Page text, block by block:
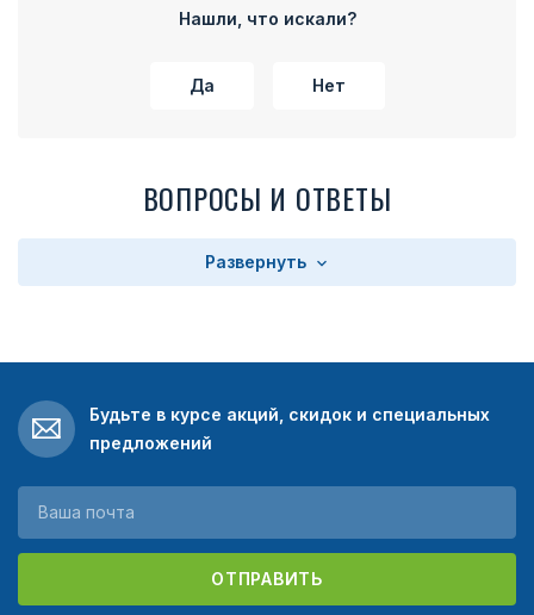
Нашли, что искали?
Да Нет
ВОПРОСЫ И ОТВЕТЫ
Развернуть
Будьте в курсе акций, скидок и специальных
предложений
ОТПРАВИТЬ